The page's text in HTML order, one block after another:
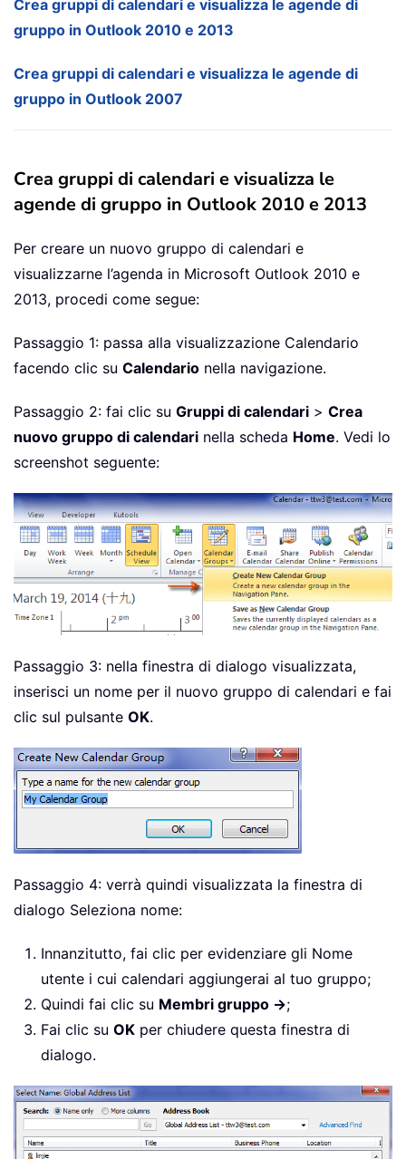
Crea gruppi di calendari e visualizza le agende di
gruppo in Outlook 2010 e 2013
Crea gruppi di calendari e visualizza le agende di
gruppo in Outlook 2007
Crea gruppi di calendari e visualizza le
agende di gruppo in Outlook 2010 e 2013
Per creare un nuovo gruppo di calendari e
visualizzarne l’agenda in Microsoft Outlook 2010 e
2013, procedi come segue:
Passaggio 1: passa alla visualizzazione Calendario
facendo clic su Calendario nella navigazione.
Passaggio 2: fai clic su Gruppi di calendari > Crea
nuovo gruppo di calendari nella scheda Home. Vedi lo
screenshot seguente:
Passaggio 3: nella finestra di dialogo visualizzata,
inserisci un nome per il nuovo gruppo di calendari e fai
clic sul pulsante OK.
Passaggio 4: verrà quindi visualizzata la finestra di
dialogo Seleziona nome:
Innanzitutto, fai clic per evidenziare gli Nome
utente i cui calendari aggiungerai al tuo gruppo;
Quindi fai clic su Membri gruppo ->;
Fai clic su OK per chiudere questa finestra di
dialogo.